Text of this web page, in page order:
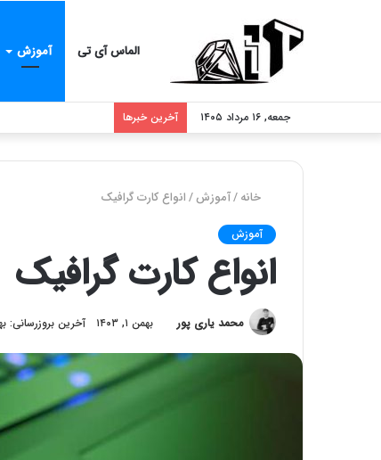
الماس آی تی آموزش
جمعه, ۱۶ مرداد ۱۴۰۵ آخرین خبرها
خانه/آموزش/انواع کارت گرافیک
آموزش
انواع کارت گرافیک
محمد یاری پور بهمن ۱, ۱۴۰۳ آخرین بروزرسانی: بهمن